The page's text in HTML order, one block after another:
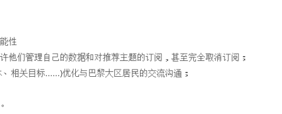
性
们管理自己的数据和对推荐主题的订阅，甚至完全取消订阅；
相关目标......)优化与巴黎大区居民的交流沟通；